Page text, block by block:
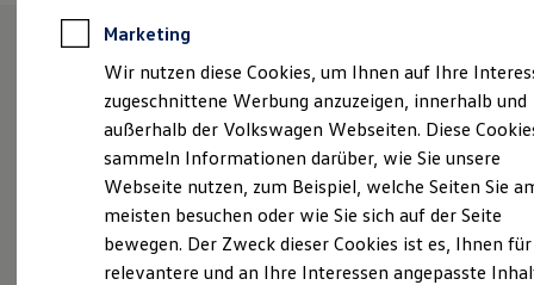
Reparatur & Service
Sommer-Special
Reparatur, Pflege & Inspektion
Servicetermin anfragen
Service-Vorteile bei Volkswagen Nutzfahrzeuge
ServicePlus
Economy Service
Räder & Reifen Service
Ersatzfahrzeuge
Notdienst und Pannenhilfe
Software, Konnektivität & Apps
California App
Unsere Leistungenim
Überblick
NeuwagenNutzfahrzeuge
Neuwagen Caddy - Multivan -
California
Marketing
Wir nutzen diese Cookies, um Ihnen auf Ihre
zugeschnittene Werbung anzuzeigen, innerhalb und
außerhalb der Volkswagen Webseiten. Diese
sammeln Informationen darüber, wie Sie unsere
Webseite nutzen, zum Beispiel, welche Seiten Sie
meisten besuchen oder wie Sie sich auf der Seite
bewegen. Der Zweck dieser Cookies ist es, Ihnen für
relevantere und an Ihre Interessen angepasste